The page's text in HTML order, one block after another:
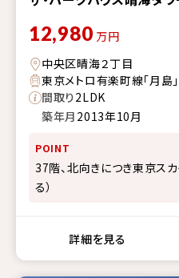
12,980 万円
中央区晴海２丁目
東京メトロ有楽町線「月
間取り2LDK
築年月 2013年10月
POINT
37階、北向きにつき東京スカ
る）
詳細を見る